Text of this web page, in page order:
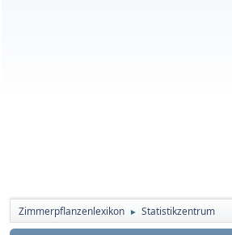
Zimmerpflanzenlexikon ► Statistikzentrum